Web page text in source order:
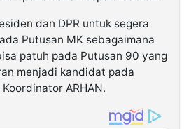
dan DPR untuk segera
Putusan MK sebagaimana
patuh pada Putusan 90 yang
menjadi kandidat pada
ARHAN.